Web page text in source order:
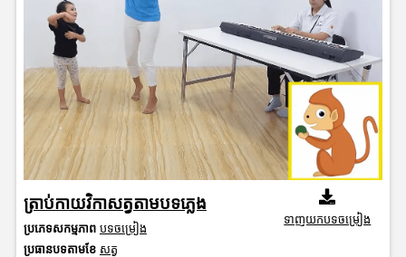
ត្រាប់កាយវិកាសត្វតាមបទភ្លេង
ប្រភេទសកម្មភាព បទចម្រៀង
ប្រធានបទតាមខែ សត្វ
ទាញយកបទចម្រៀង